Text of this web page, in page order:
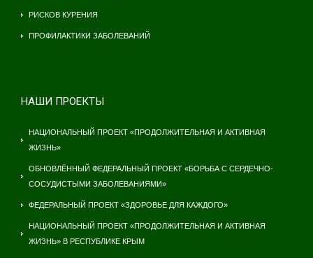
РИСКОВ КУРЕНИЯ
ПРОФИЛАКТИКИ ЗАБОЛЕВАНИЙ
НАШИ ПРОЕКТЫ
НАЦИОНАЛЬНЫЙ ПРОЕКТ «ПРОДОЛЖИТЕЛЬНАЯ И АКТИВНАЯ
ЖИЗНЬ»
ОБНОВЛЁННЫЙ ФЕДЕРАЛЬНЫЙ ПРОЕКТ «БОРЬБА С СЕРДЕЧНО-
СОСУДИСТЫМИ ЗАБОЛЕВАНИЯМИ»
ФЕДЕРАЛЬНЫЙ ПРОЕКТ «ЗДОРОВЬЕ ДЛЯ КАЖДОГО»
НАЦИОНАЛЬНЫЙ ПРОЕКТ «ПРОДОЛЖИТЕЛЬНАЯ И АКТИВНАЯ
ЖИЗНЬ» В РЕСПУБЛИКЕ КРЫМ